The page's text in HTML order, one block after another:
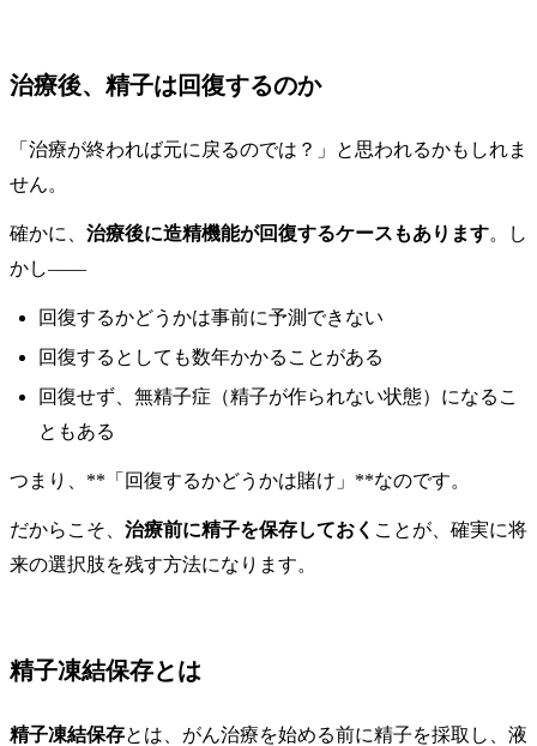
治療後、精子は回復するのか
「治療が終われば元に戻るのでは？」と思われるかもしれま
せん。
確かに、 治療後に造精機能が回復するケースもあります。し
かし——
回復するかどうかは事前に予測できない
回復するとしても数年かかることがある
回復せず、無精子症（精子が作られない状態）になるこ
ともある
つまり、**「回復するかどうかは賭け」**なのです。
だからこそ、 治療前に精子を保存しておく ことが、確実に将
来の選択肢を残す方法になります。
精子凍結保存とは
精子凍結保存とは、がん治療を始める前に精子を採取し、液